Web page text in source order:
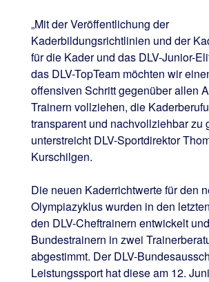
„Mit der Veröffentlichung der
Kaderbildungsrichtlinien und der
für die Kader und das DLV-Junior-
das DLV-TopTeam möchten wir
offensiven Schritt gegenüber allen
Trainern vollziehen, die
transparent und nachvollziehbar zu
unterstreicht DLV-Sportdirektor
Kurschilgen.
Die neuen Kaderrichtwerte für den
Olympiazyklus wurden in den
den DLV-Cheftrainern entwickelt
Bundestrainern in zwei
abgestimmt. Der DLV-
Leistungssport hat diese am 12.